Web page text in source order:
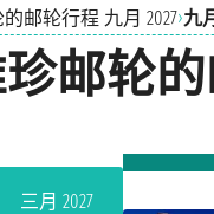
邮轮行程 九月 2027›九
邮轮的
三月 2027